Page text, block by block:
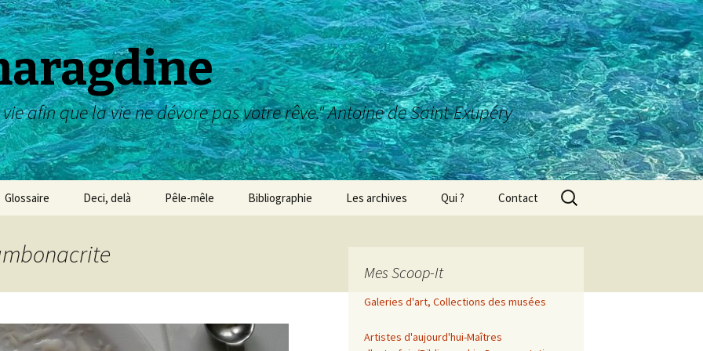
afin que la vie ne dévore pas votre rêve." Antoine de Saint-Exupéry
Glossaire Deci, delà Pêle-mêle
peinture
Galerie des Maîtres :
sculpture
Bibliographie Les archives Qui ? Contact
Rechercher :
Mes Scoop-It
Galeries d'art, Collections des musées
Artistes d'aujourd'hui-Maîtres